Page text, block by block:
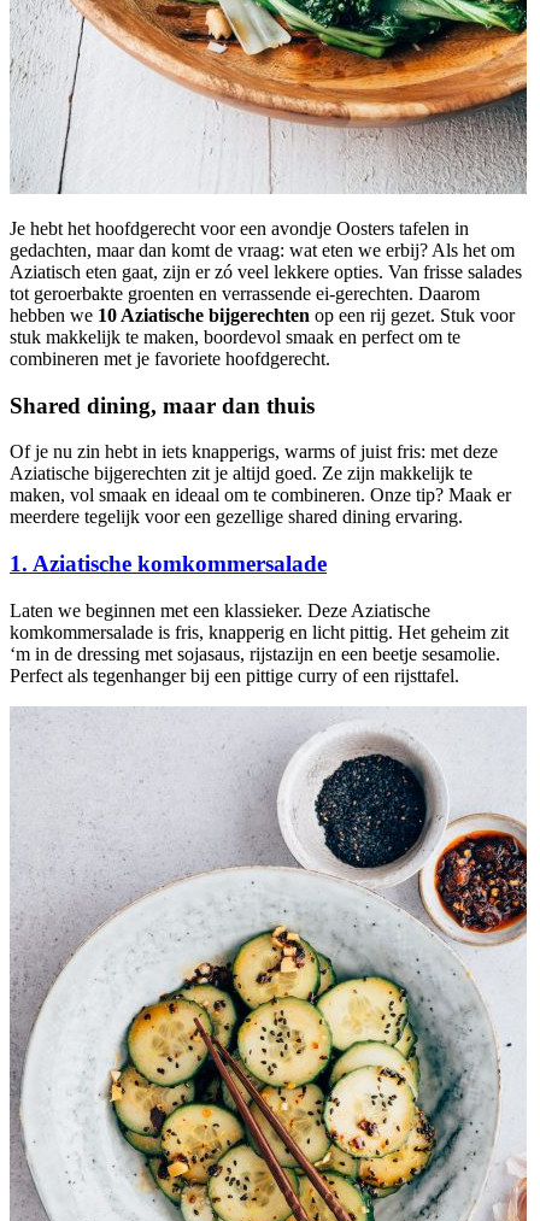
Je hebt het hoofdgerecht voor een avondje Oosters tafelen in
gedachten, maar dan komt de vraag: wat eten we erbij? Als het om
Aziatisch eten gaat, zijn er zó veel lekkere opties. Van frisse salades
tot geroerbakte groenten en verrassende ei-gerechten. Daarom
hebben we 10 Aziatische bijgerechten op een rij gezet. Stuk voor
stuk makkelijk te maken, boordevol smaak en perfect om te
combineren met je favoriete hoofdgerecht.
Shared dining, maar dan thuis
Of je nu zin hebt in iets knapperigs, warms of juist fris: met deze
Aziatische bijgerechten zit je altijd goed. Ze zijn makkelijk te
maken, vol smaak en ideaal om te combineren. Onze tip? Maak er
meerdere tegelijk voor een gezellige shared dining ervaring.
1. Aziatische komkommersalade
Laten we beginnen met een klassieker. Deze Aziatische
komkommersalade is fris, knapperig en licht pittig. Het geheim zit
‘m in de dressing met sojasaus, rijstazijn en een beetje sesamolie.
Perfect als tegenhanger bij een pittige curry of een rijsttafel.